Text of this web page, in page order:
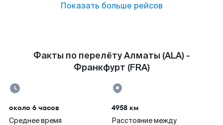
Показать больше рейсов
Факты по перелёту Алматы (ALA) -
Франкфурт (FRA)
около 6 часов
Среднее время
4958 км
Расстояние между